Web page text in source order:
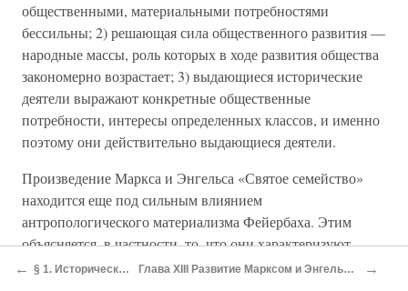
общественными, материальными потребностями
бессильны; 2) решающая сила общественного развития —
народные массы, роль которых в ходе развития общества
закономерно возрастает; 3) выдающиеся исторические
деятели выражают конкретные общественные
потребности, интересы определенных классов, и именно
поэтому они действительно выдающиеся деятели.
Произведение Маркса и Энгельса «Святое семейство»
находится еще под сильным влиянием
антропологического материализма Фейербаха. Этим
объясняется, в частности, то, что они характеризуют
капиталистические общественные отношения как
← § 1. Исторические корни и теоретические источники марксизма Глава XIII Развитие Марксом и Энгельсом диалектического и исторического материализма в период от революции 1848 г. до Парижской Коммуны →